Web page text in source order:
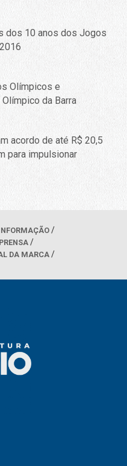
dos 10 anos dos Jogos
Olímpicos e
da Barra
acordo de até R$ 20,5
para impulsionar
DA MARCA